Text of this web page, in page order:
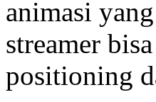
animasi
streamer
positioning